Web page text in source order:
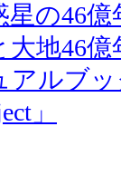
の46億
大地46億
アルブ
」